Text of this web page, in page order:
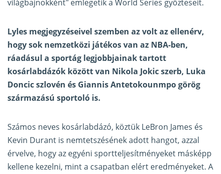
világbajnokként" emlegetik a World Series győzteseit.
Lyles megjegyzéseivel szemben az volt az ellenérv,
hogy sok nemzetközi játékos van az NBA-ben,
ráadásul a sportág legjobbjainak tartott
kosárlabdázók között van Nikola Jokic szerb, Luka
Doncic szlovén és Giannis Antetokounmpo görög
származású sportoló is.
Számos neves kosárlabdázó, köztük LeBron James és
Kevin Durant is nemtetszésének adott hangot, azzal
érvelve, hogy az egyéni sportteljesítményeket másképp
kellene kezelni, mint a csapatban elért eredményeket. A